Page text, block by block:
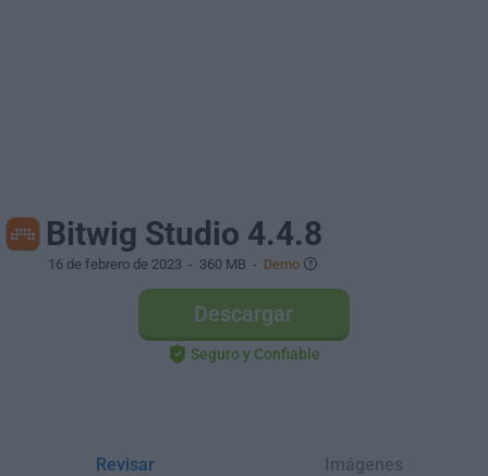
Bitwig Studio 4.4.8
16 de febrero de 2023 - 360 MB - Demo
Descargar
Seguro y Confiable
Revisar
Imágenes